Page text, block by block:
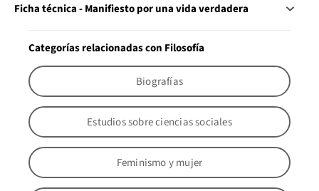
Ficha técnica - Manifiesto por una vida verdadera
Categorías relacionadas con Filosofía
Biografías
Estudios sobre ciencias sociales
Feminismo y mujer